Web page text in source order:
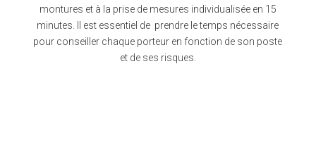
montures et à la prise de mesures individualisée en 15
minutes. Il est essentiel de prendre le temps nécessaire
pour conseiller chaque porteur en fonction de son poste
et de ses risques.